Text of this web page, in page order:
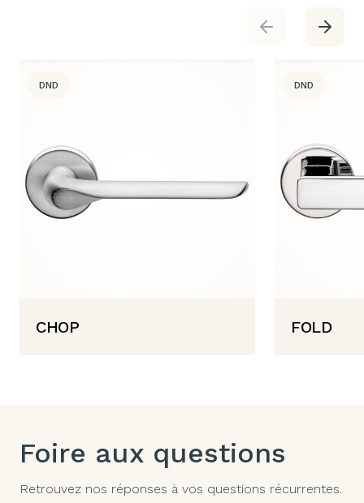
DND
CHOP
DND
FOLD
Foire aux questions
Retrouvez nos réponses à vos questions récurrentes.